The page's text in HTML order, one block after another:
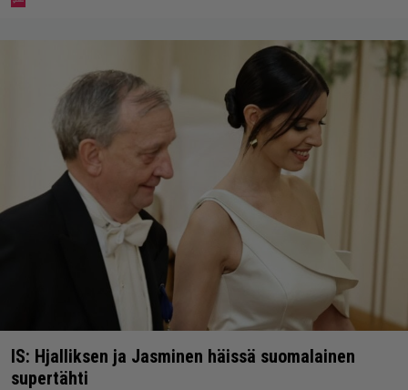
IS: Hjalliksen ja Jasminen häissä suomalainen
supertähti